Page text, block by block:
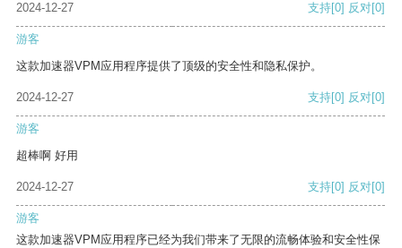
2024-12-27
支持[0] 反对[0]
游客
这款加速器VPM应用程序提供了顶级的安全性和隐私保护。
2024-12-27 支持[0] 反对[0]
游客
超棒啊 好用
2024-12-27 支持[0] 反对[0]
游客
这款加速器VPM应用程序已经为我们带来了无限的流畅体验和安全性保